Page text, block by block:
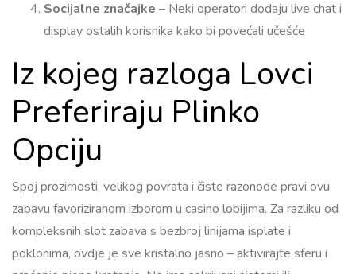
Socijalne značajke – Neki operatori dodaju live chat i
display ostalih korisnika kako bi povećali učešće
Iz kojeg razloga Lovci
Preferiraju Plinko
Opciju
Spoj prozirnosti, velikog povrata i čiste razonode pravi ovu
zabavu favoriziranom izborom u casino lobijima. Za razliku od
kompleksnih slot zabava s bezbroj linijama isplate i
poklonima, ovdje je sve kristalno jasno – aktivirajte sferu i